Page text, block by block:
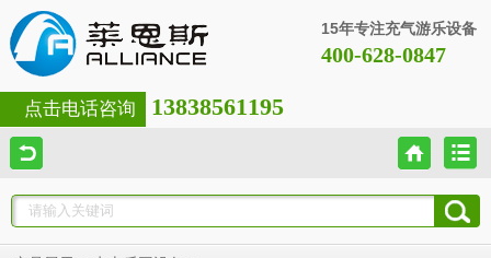
15年专注充气游乐设备
400-628-0847
点击电话咨询 13838561195